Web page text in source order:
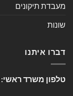
מעבדת תיקונים
שונות
דברו איתנו
טלפון משרד ראשי: